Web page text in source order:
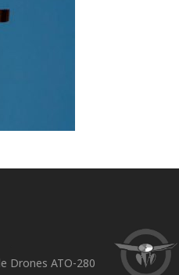
Drones ATO-280